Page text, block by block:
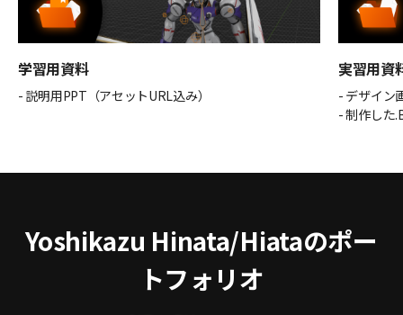
学習用資料
- 説明用PPT（アセットURL込み）
実習用資
- デザイン
- 制作した
Yoshikazu Hinata/Hiataのポー
トフォリオ